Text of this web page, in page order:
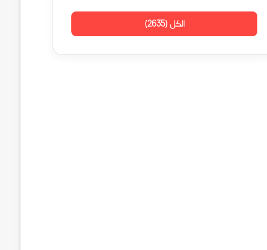
الكل (2635)